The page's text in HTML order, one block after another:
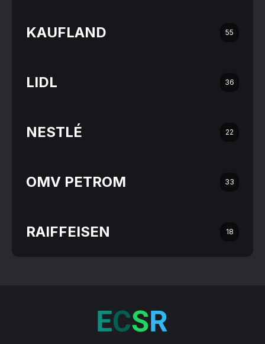
KAUFLAND 55
LIDL 36
NESTLÉ 22
OMV PETROM 33
RAIFFEISEN 18